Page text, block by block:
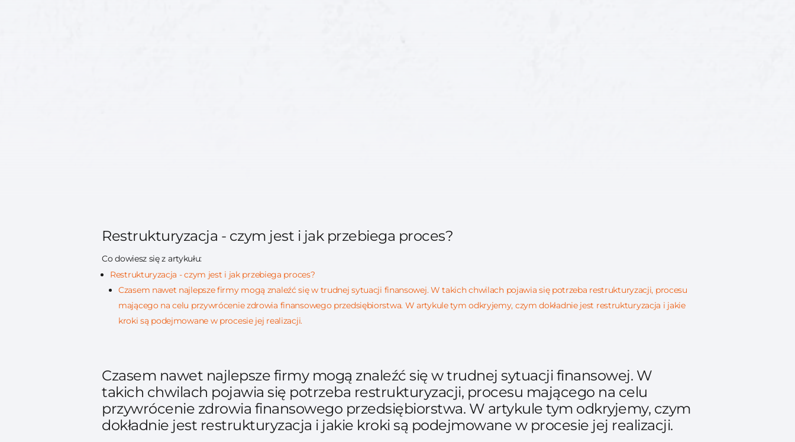
Restrukturyzacja - czym jest i jak przebiega proces?
Co dowiesz się z artykułu:
Restrukturyzacja - czym jest i jak przebiega proces?
Czasem nawet najlepsze firmy mogą znaleźć się w trudnej sytuacji finansowej. W takich chwilach pojawia się potrzeba restrukturyzacji, procesu
mającego na celu przywrócenie zdrowia finansowego przedsiębiorstwa. W artykule tym odkryjemy, czym dokładnie jest restrukturyzacja i jakie
kroki są podejmowane w procesie jej realizacji.
Czasem nawet najlepsze firmy mogą znaleźć się w trudnej sytuacji finansowej. W
takich chwilach pojawia się potrzeba restrukturyzacji, procesu mającego na celu
przywrócenie zdrowia finansowego przedsiębiorstwa. W artykule tym odkryjemy, czym
dokładnie jest restrukturyzacja i jakie kroki są podejmowane w procesie jej realizacji.